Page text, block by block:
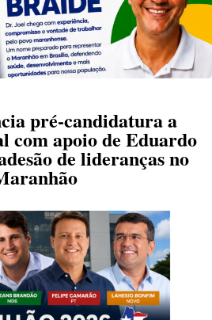
pré-candidatura a
com apoio de Eduardo
de lideranças no